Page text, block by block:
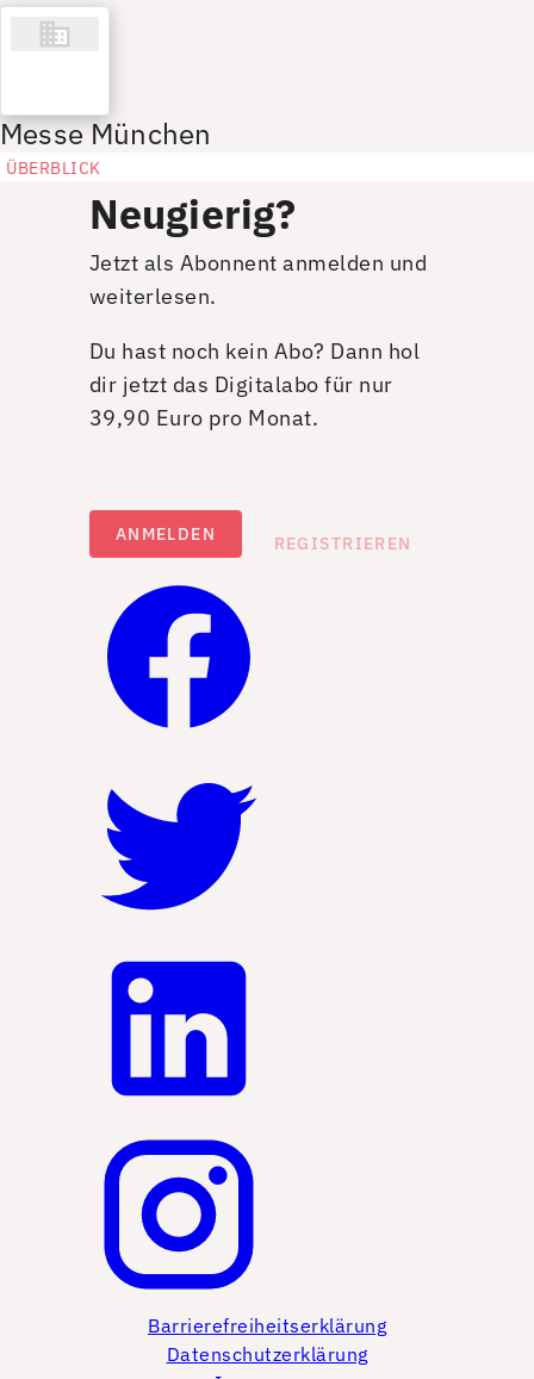
Messe München
ÜBERBLICK
Neugierig?
Jetzt als Abonnent anmelden und
weiterlesen.
Du hast noch kein Abo? Dann hol
dir jetzt das Digitalabo für nur
39,90 Euro pro Monat.
ANMELDEN REGISTRIEREN
Barrierefreiheitserklärung
Datenschutzerklärung